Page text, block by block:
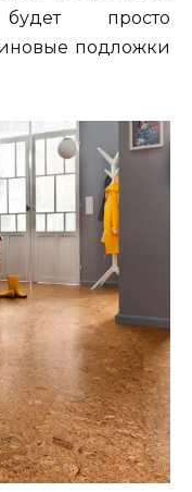
просто
подложки